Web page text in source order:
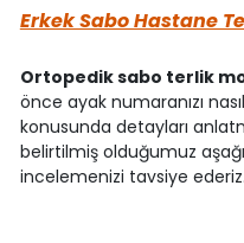
Erkek Sabo Hastane
Ortopedik sabo terlik
önce ayak numaranızı
konusunda detayları
belirtilmiş olduğumuz
incelemenizi tavsiye ederiz.